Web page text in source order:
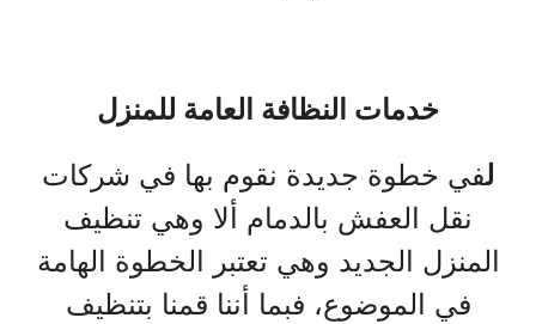
خدمات النظافة العامة للمنزل
لفي خطوة جديدة نقوم بها في شركات
نقل العفش بالدمام ألا وهي تنظيف
المنزل الجديد وهي تعتبر الخطوة الهامة
في الموضوع، فبما أننا قمنا بتنظيف